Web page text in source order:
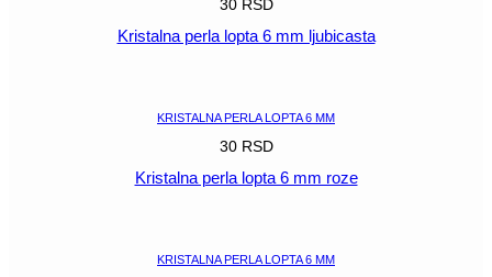
30 RSD
Kristalna perla lopta 6 mm ljubicasta
KRISTALNA PERLA LOPTA 6 MM
30 RSD
Kristalna perla lopta 6 mm roze
KRISTALNA PERLA LOPTA 6 MM